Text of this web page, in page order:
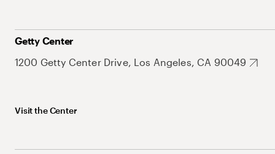
Getty Center
1200 Getty Center Drive, Los Angeles, CA 90049
Visit the Center